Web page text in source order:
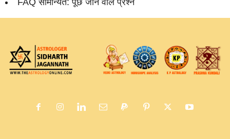
FAQ सामान्‍यत: पूछे जाने वाले प्रश्‍न